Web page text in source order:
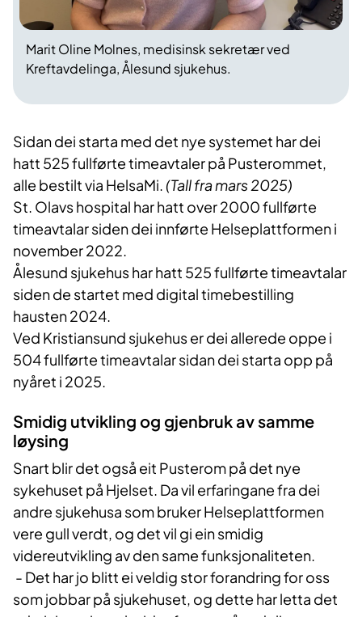
Marit Oline Molnes, medisinsk sekretær ved
Kreftavdelinga, Ålesund sjukehus.
Sidan dei starta med det nye systemet har dei
hatt 525 fullførte timeavtaler på Pusterommet,
alle bestilt via HelsaMi.(Tall fra mars 2025)
St. Olavs hospital har hatt over 2000 fullførte
timeavtalar siden dei innførte Helseplattformen i
november 2022.
Ålesund sjukehus har hatt 525 fullførte timeavtalar
siden de startet med digital timebestilling
hausten 2024.
Ved Kristiansund sjukehus er dei allerede oppe i
504 fullførte timeavtalar sidan dei starta opp på
nyåret i 2025.
Smidig utvikling og gjenbruk av samme
løysing
Snart blir det også eit Pusterom på det nye
sykehuset på Hjelset. Da vil erfaringane fra dei
andre sjukehusa som bruker Helseplattformen
vere gull verdt, og det vil gi ein smidig
videreutvikling av den same funksjonaliteten.
- Det har jo blitt ei veldig stor forandring for oss
som jobbar på sjukehuset, og dette har letta det